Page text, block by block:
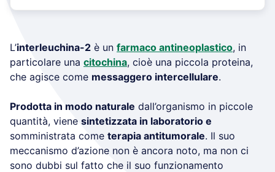
L’interleuchina-2 è un farmaco antineoplastico, in
particolare una citochina, cioè una piccola proteina,
che agisce come messaggero intercellulare.
Prodotta in modo naturale dall’organismo in piccole
quantità, viene sintetizzata in laboratorio e
somministrata come terapia antitumorale. Il suo
meccanismo d’azione non è ancora noto, ma non ci
sono dubbi sul fatto che il suo funzionamento